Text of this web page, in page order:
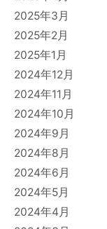
2025年3月
2025年2月
2025年1月
2024年12月
2024年11月
2024年10月
2024年9月
2024年8月
2024年6月
2024年5月
2024年4月